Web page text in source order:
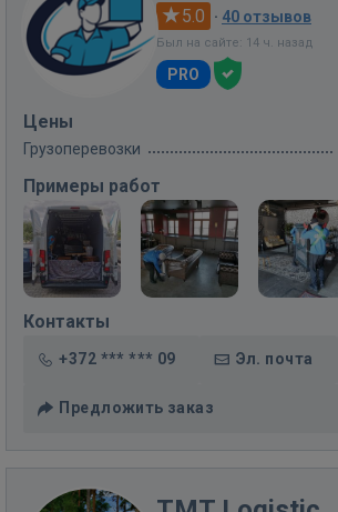
5.0 · 40 отзывов
Был на сайте: 14 ч. назад
PRO
Цены
Грузоперевозки
Примеры работ
Контакты
+372 *** *** 09 Эл. почта
Предложить заказ